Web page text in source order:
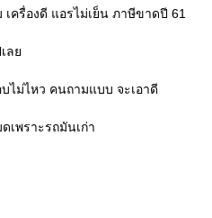
ครื่องดี แอรไม่เย็น ภาษีขาดปี 61
ลย
ไม่ไหว คนถามแบบ จะเอาดี
เพราะรถมันเก่า